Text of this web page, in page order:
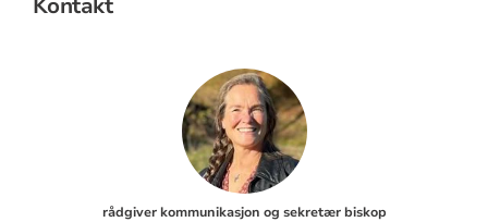
rådgiver kommunikasjon og sekretær biskop